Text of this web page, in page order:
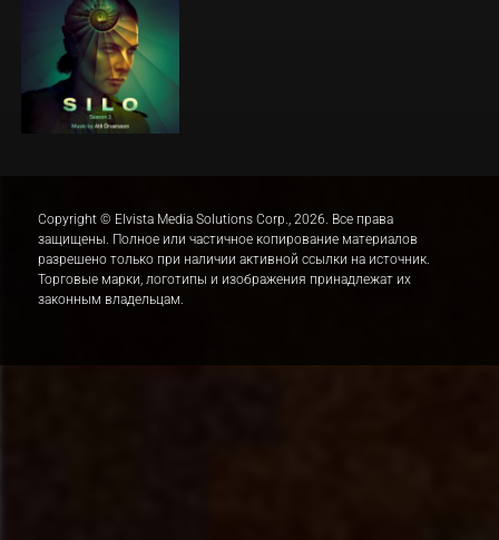
Copyright © Elvista Media Solutions Corp., 2026. Все права
защищены. Полное или частичное копирование материалов
разрешено только при наличии активной ссылки на источник.
Торговые марки, логотипы и изображения принадлежат их
законным владельцам.